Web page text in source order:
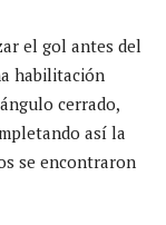
el gol antes del
habilitación
cerrado,
así la
se encontraron